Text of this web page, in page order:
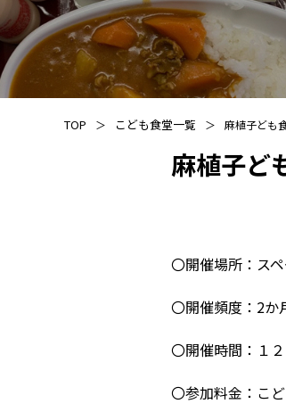
TOP こども食堂一覧 麻植子ども
麻植子ど
〇開催場所：ス
〇開催頻度：2か
〇開催時間：１
〇参加料金：こ